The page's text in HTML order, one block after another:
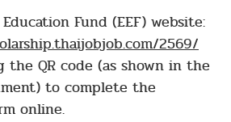
Fund (EEF) website:
2569/
the QR code (as shown in the
to complete the
online.